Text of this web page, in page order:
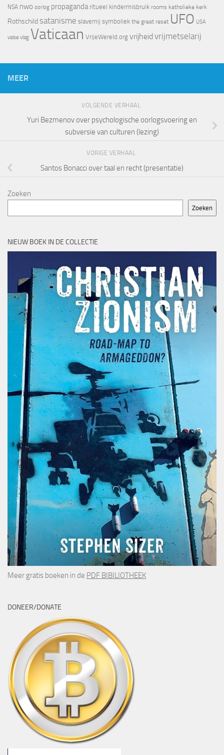
NSA nwo oorlog propaganda ritueel kindermisbruik rooms katholieke kerk
Rothschild satanisme slavernij symboliek the great reset UFO USA
valse vlag Vaticaan VrijeWereld.org vrijheid vrijmetselarij
MEER
VOLGENDE VERHAAL
Yuri Bezmenov over psychologische oorlogsvoering en
subversie van culturen (lezing)
VORIGE VERHAAL
Santos Bonacci over taal en recht (presentatie)
Zoeken
Zoeken
NIEUW BOEK IN DE COLLECTIE
Meer gratis boeken in de PDF BIBILIOTHEEK
DONEER/DONATE